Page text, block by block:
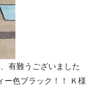
有難うございました
ー色ブラック！！ Ｋ様